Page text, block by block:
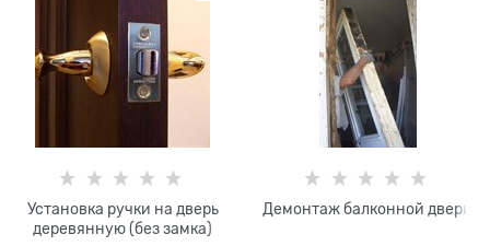
Установка ручки на дверь
деревянную (без замка)
Демонтаж балконной двери